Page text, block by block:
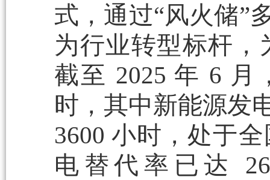
式，通过“风火储”
为行业转型标杆
截至 2025 年 6 月
时，其中新能源发
3600 小时，处于
电替代率已达